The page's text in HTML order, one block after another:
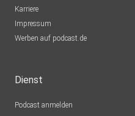
Karriere
Impressum
Werben auf podcast.de
Dienst
Podcast anmelden